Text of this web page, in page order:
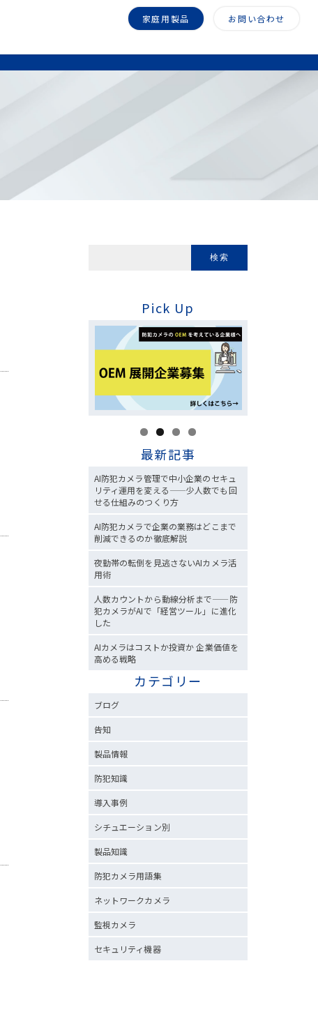
家庭用製品 お問い合わせ
Pick Up
最新記事
AI防犯カメラ管理で中小企業のセキュ
リティ運用を変える——少人数でも回
せる仕組みのつくり方
AI防犯カメラで企業の業務はどこまで
削減できるのか徹底解説
夜勤帯の転倒を見逃さないAIカメラ活
用術
人数カウントから動線分析まで——防
犯カメラがAIで「経営ツール」に進化
した
AIカメラはコストか投資か 企業価値を
高める戦略
カテゴリー
ブログ
告知
製品情報
防犯知識
導入事例
シチュエーション別
製品知識
防犯カメラ用語集
ネットワークカメラ
監視カメラ
セキュリティ機器